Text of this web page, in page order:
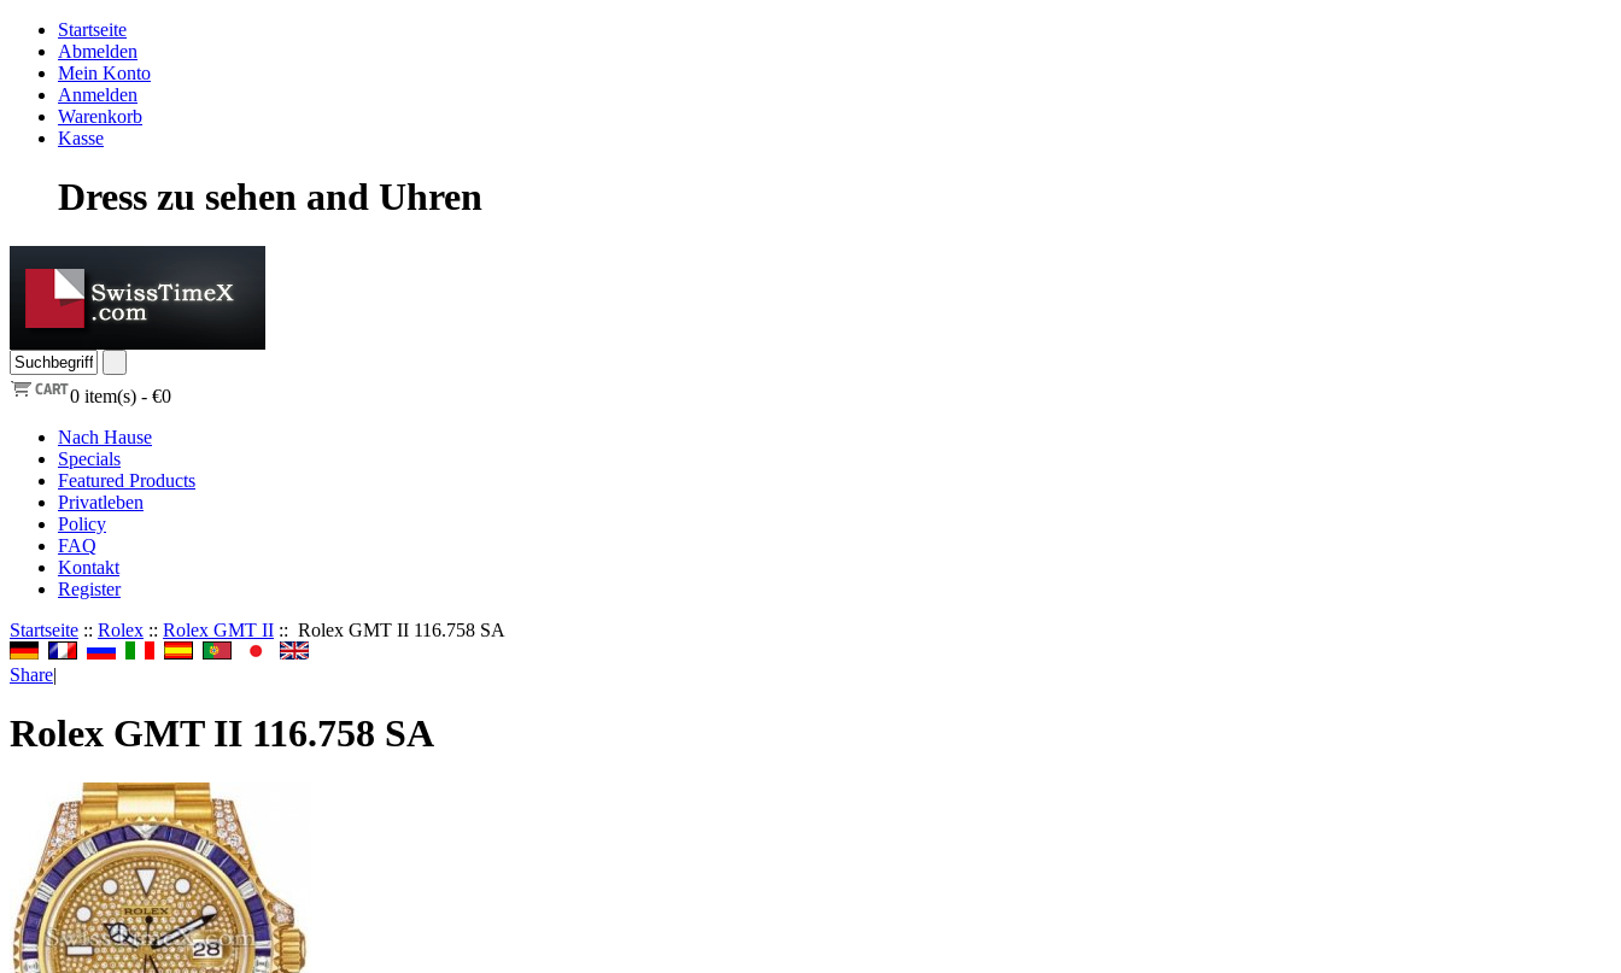
Startseite
Abmelden
Mein Konto
Anmelden
Warenkorb
Kasse
Dress zu sehen and Uhren
0 item(s) - €0
Nach Hause
Specials
Featured Products
Privatleben
Policy
FAQ
Kontakt
Register
Startseite :: Rolex :: Rolex GMT II :: Rolex GMT II 116.758 SA
Share|
Rolex GMT II 116.758 SA